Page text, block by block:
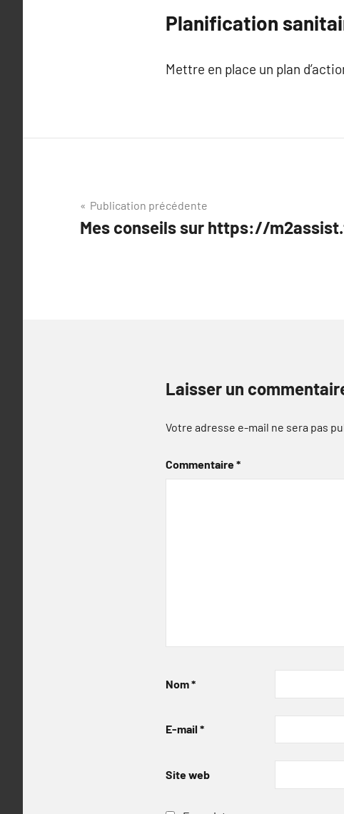
Planification
Mettre en place un plan
Navigation
de
Publication précédente
Mes conseils sur https://
Laisser un
Votre adresse e-mail ne sera pas
Commentaire*
Nom*
E-mail *
Site web